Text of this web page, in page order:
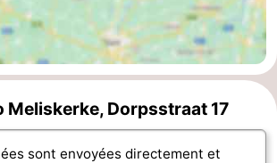
Meliskerke, Dorpsstraat 17
sont envoyées directement et